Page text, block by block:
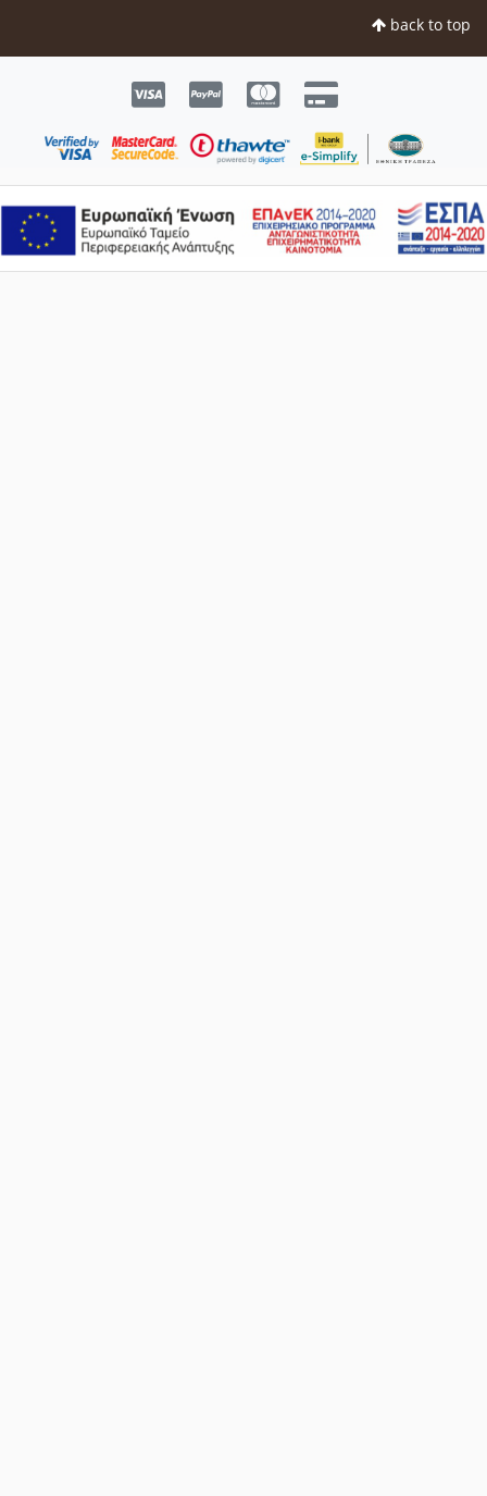
back to top